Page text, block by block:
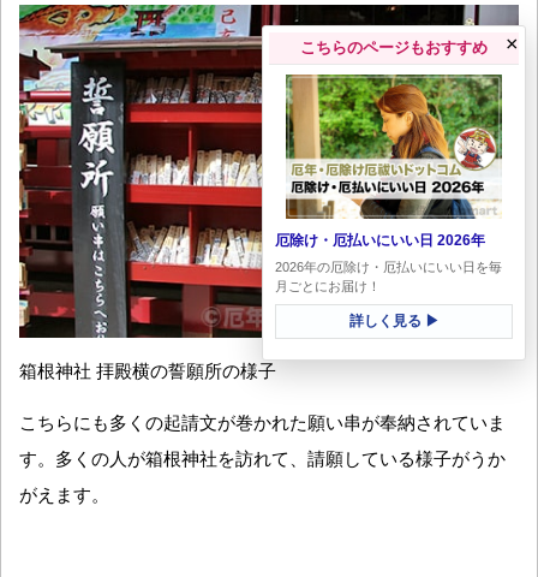
箱根神社 拝殿横の誓願所の様子
こちらにも多くの起請文が巻かれた願い串が奉納されていま
す。多くの人が箱根神社を訪れて、請願している様子がうか
がえます。
こちらのページもおすすめ
厄除け・厄払いにいい日 2026年
2026年の厄除け・厄払いにいい日を毎
月ごとにお届け！
詳しく見る ▶
×